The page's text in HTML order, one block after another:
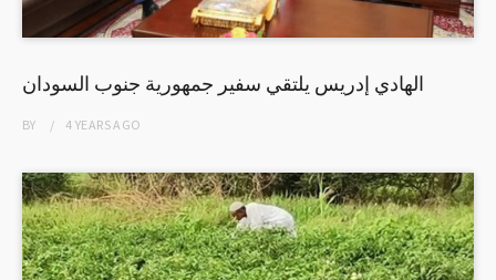
الهادي إدريس يلتقي سفير جمهورية جنوب السودان
BY 4 YEARSAGO